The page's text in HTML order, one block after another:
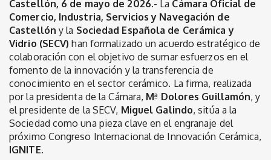
Castellón, 6 de mayo de 2026.- La Cámara Oficial de
Comercio, Industria, Servicios y Navegación de
Castellón y la Sociedad Española de Cerámica y
Vidrio (SECV) han formalizado un acuerdo estratégico de
colaboración con el objetivo de sumar esfuerzos en el
fomento de la innovación y la transferencia de
conocimiento en el sector cerámico. La firma, realizada
por la presidenta de la Cámara, Mª Dolores Guillamón, y
el presidente de la SECV, Miguel Galindo, sitúa a la
Sociedad como una pieza clave en el engranaje del
próximo Congreso Internacional de Innovación Cerámica,
IGNITE.